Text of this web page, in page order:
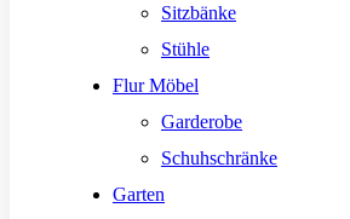
Sitzbänke
Stühle
Flur Möbel
Garderobe
Schuhschränke
Garten